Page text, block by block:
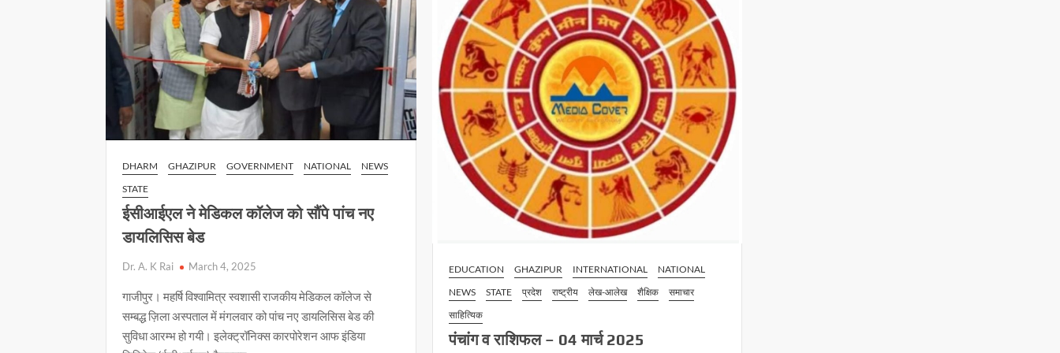
कमेटी
की
बैठक
में
डीएम
ने
अपील
को
DHARM GHAZIPUR GOVERNMENT NATIONAL
NEWS
STATE
ईसीआईएल ने मेडिकल कॉलेज को सौंपे पांच नए
डायलिसिस बेड
Dr. A. K Rai March 4, 2025
गाजीपुर। महर्षि विश्वामित्र स्वशासी राजकीय मेडिकल कॉलेज से
सम्बद्ध ज़िला अस्पताल में मंगलवार को पांच नए डायलिसिस बेड की
सुविधा आरम्भ हो गयी। इलेक्ट्रॉनिक्स कारपोरेशन आफ इंडिया
EDUCATION GHAZIPUR INTERNATIONAL
NATIONAL
NEWS
STATE प्रदेश राष्ट्रीय लेख-आलेख शैक्षिक
समाचार
साहित्यिक
पंचांग व राशिफल – 04 मार्च 2025